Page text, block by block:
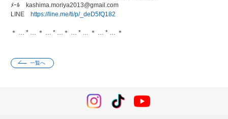
ﾒｰﾙ kashima.moriya2013@gmail.com
LINE https://line.me/ti/p/_deD5fQ182
＊ … * … ＊ … * …＊ … * … ＊ … * … ＊
一覧へ